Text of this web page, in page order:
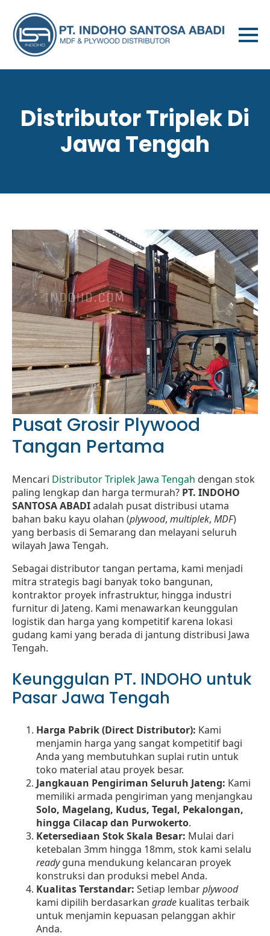
Distributor Triplek Di
Jawa Tengah
Pusat Grosir Plywood
Tangan Pertama
Mencari Distributor Triplek Jawa Tengah dengan stok
paling lengkap dan harga termurah? PT. INDOHO
SANTOSA ABADIadalah pusat distribusi utama
bahan baku kayu olahan (plywood, multiplek, MDF)
yang berbasis di Semarang dan melayani seluruh
wilayah Jawa Tengah.
Sebagai distributor tangan pertama, kami menjadi
mitra strategis bagi banyak toko bangunan,
kontraktor proyek infrastruktur, hingga industri
furnitur di Jateng. Kami menawarkan keunggulan
logistik dan harga yang kompetitif karena lokasi
gudang kami yang berada di jantung distribusi Jawa
Tengah.
Keunggulan PT. INDOHO untuk
Pasar Jawa Tengah
Harga Pabrik (Direct Distributor): Kami
menjamin harga yang sangat kompetitif bagi
Anda yang membutuhkan suplai rutin untuk
toko material atau proyek besar.
Jangkauan Pengiriman Seluruh Jateng: Kami
memiliki armada pengiriman yang menjangkau
Solo, Magelang, Kudus, Tegal, Pekalongan,
hingga Cilacap dan Purwokerto.
Ketersediaan Stok Skala Besar: Mulai dari
ketebalan 3mm hingga 18mm, stok kami selalu
readyguna mendukung kelancaran proyek
konstruksi dan produksi mebel Anda.
Kualitas Terstandar: Setiap lembarplywood
kami dipilih berdasarkan grade kualitas terbaik
untuk menjamin kepuasan pelanggan akhir
Anda.